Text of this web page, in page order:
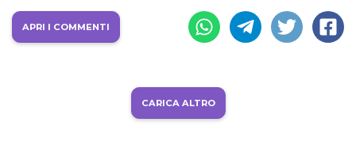
APRI I COMMENTI
CARICA ALTRO